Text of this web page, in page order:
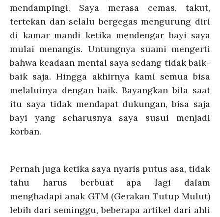
mendampingi. Saya merasa cemas, takut,
tertekan dan selalu bergegas mengurung diri
di kamar mandi ketika mendengar bayi saya
mulai menangis. Untungnya suami mengerti
bahwa keadaan mental saya sedang tidak baik-
baik saja. Hingga akhirnya kami semua bisa
melaluinya dengan baik. Bayangkan bila saat
itu saya tidak mendapat dukungan, bisa saja
bayi yang seharusnya saya susui menjadi
korban.
Pernah juga ketika saya nyaris putus asa, tidak
tahu harus berbuat apa lagi dalam
menghadapi anak GTM (Gerakan Tutup Mulut)
lebih dari seminggu, beberapa artikel dari ahli